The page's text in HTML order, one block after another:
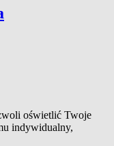
oświetlić Twoje
indywidualny,